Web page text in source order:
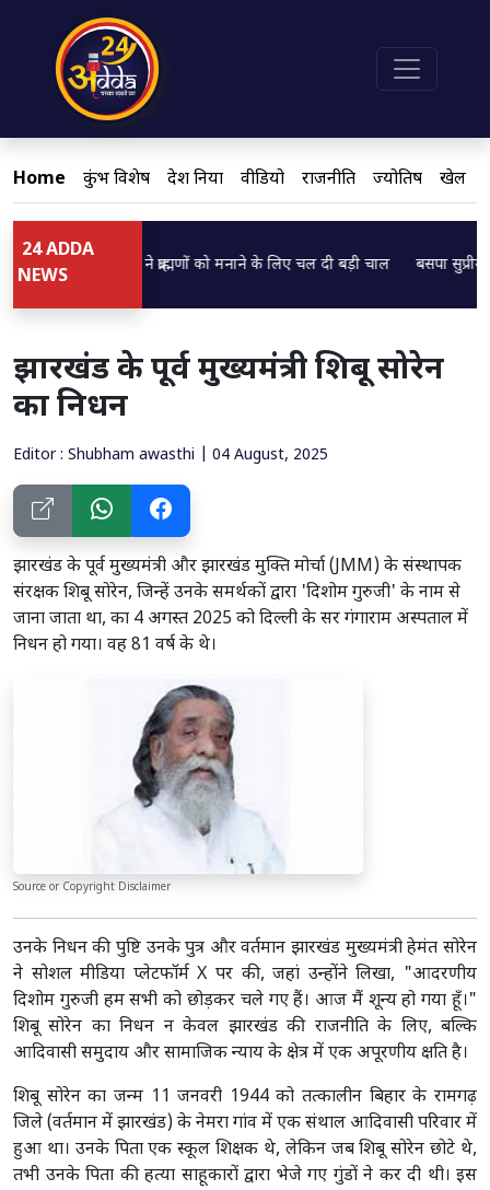
Home कुंभ विशेष देश दुनिया वीडियो राजनीति ज्योतिष खेल
24 ADDA
NEWS
CM ब्रजेश पाठक ने ब्राह्मणों को मनाने के लिए चल दी बड़ी चाल Loading...
बसपा सुप्रीमो
झारखंड के पूर्व मुख्यमंत्री शिबू सोरेन
का निधन
Editor : Shubham awasthi | 04 August, 2025
झारखंड के पूर्व मुख्यमंत्री और झारखंड मुक्ति मोर्चा (JMM) के संस्थापक
संरक्षक शिबू सोरेन, जिन्हें उनके समर्थकों द्वारा 'दिशोम गुरुजी' के नाम से
जाना जाता था, का 4 अगस्त 2025 को दिल्ली के सर गंगाराम अस्पताल में
निधन हो गया। वह 81 वर्ष के थे।
Source or Copyright Disclaimer
उनके निधन की पुष्टि उनके पुत्र और वर्तमान झारखंड मुख्यमंत्री हेमंत सोरेन
ने सोशल मीडिया प्लेटफॉर्म X पर की, जहां उन्होंने लिखा, "आदरणीय
दिशोम गुरुजी हम सभी को छोड़कर चले गए हैं। आज मैं शून्य हो गया हूँ।"
शिबू सोरेन का निधन न केवल झारखंड की राजनीति के लिए, बल्कि
आदिवासी समुदाय और सामाजिक न्याय के क्षेत्र में एक अपूरणीय क्षति है।
शिबू सोरेन का जन्म 11 जनवरी 1944 को तत्कालीन बिहार के रामगढ़
जिले (वर्तमान में झारखंड) के नेमरा गांव में एक संथाल आदिवासी परिवार में
हुआ था। उनके पिता एक स्कूल शिक्षक थे, लेकिन जब शिबू सोरेन छोटे थे,
तभी उनके पिता की हत्या साहूकारों द्वारा भेजे गए गुंडों ने कर दी थी। इस